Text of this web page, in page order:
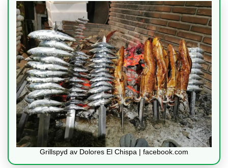
Grillspyd av Dolores El Chispa | facebook.com